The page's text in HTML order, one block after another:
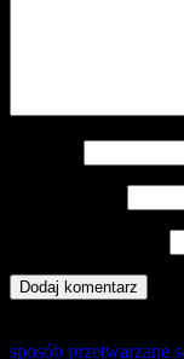
sposób przetwarzane